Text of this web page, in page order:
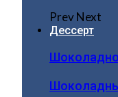
PrevNext
Дессерт